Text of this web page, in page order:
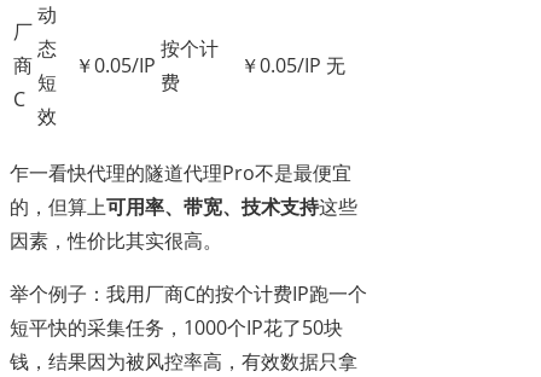
厂
商
C
动
态
短
效
￥0.05/IP
按个计
费
￥0.05/IP 无
乍一看快代理的隧道代理Pro不是最便宜
的，但算上可用率、带宽、技术支持这些
因素，性价比其实很高。
举个例子：我用厂商C的按个计费IP跑一个
短平快的采集任务，1000个IP花了50块
钱，结果因为被风控率高，有效数据只拿